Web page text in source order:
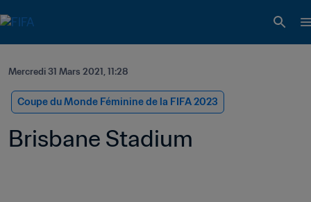
Mercredi 31 Mars 2021, 11:28
Coupe du Monde Féminine de la FIFA 2023
Brisbane Stadium